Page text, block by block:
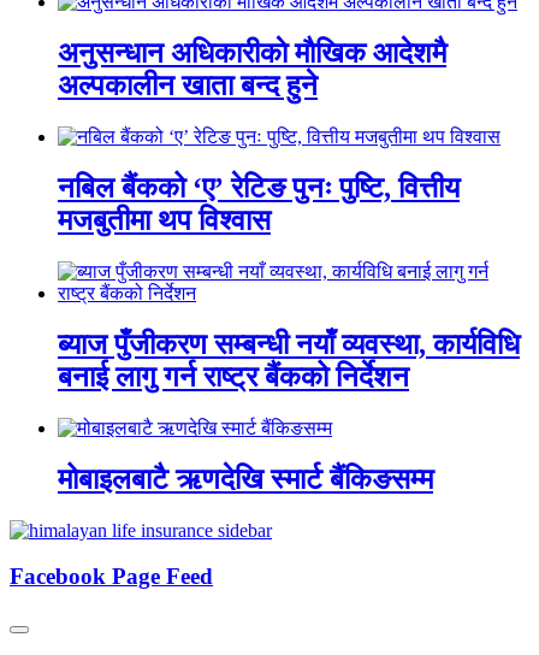
अनुसन्धान अधिकारीकाे माैखिक आदेशमै
अल्पकालीन खाता बन्द हुने
नबिल बैंकको ‘ए’ रेटिङ पुनः पुष्टि, वित्तीय
मजबुतीमा थप विश्वास
ब्याज पुँजीकरण सम्बन्धी नयाँ व्यवस्था, कार्यविधि
बनाई लागु गर्न राष्ट्र बैंकको निर्देशन
मोबाइलबाटै ऋणदेखि स्मार्ट बैंकिङसम्म
Facebook Page Feed